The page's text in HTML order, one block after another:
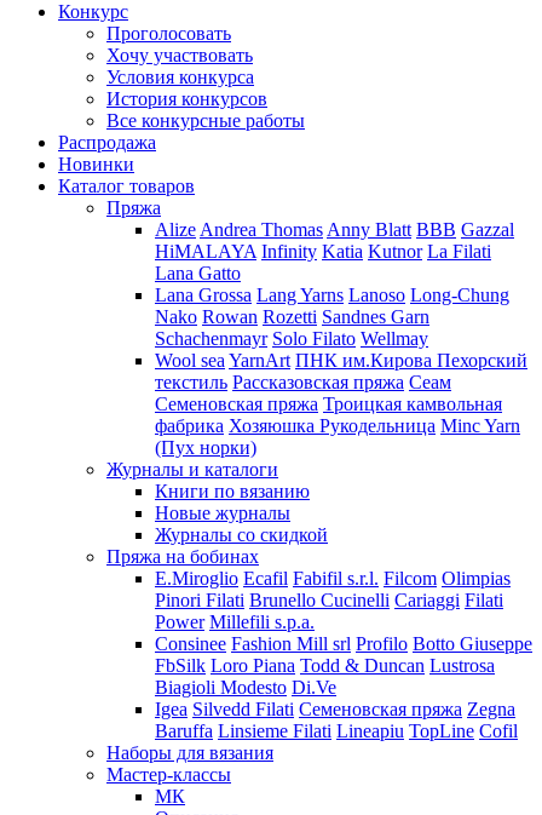
Конкурс
Проголосовать
Хочу участвовать
Условия конкурса
История конкурсов
Все конкурсные работы
Распродажа
Новинки
Каталог товаров
Пряжа
Alize Andrea Thomas Anny Blatt BBB Gazzal
HiMALAYA Infinity Katia Kutnor La Filati
Lana Gatto
Lana Grossa Lang Yarns Lanoso Long-Chung
Nako Rowan Rozetti Sandnes Garn
Schachenmayr Solo Filato Wellmay
Wool sea YarnArt ПНК им.Кирова Пехорский
текстиль Рассказовская пряжа Сеам
Семеновская пряжа Троицкая камвольная
фабрика Хозяюшка Рукодельница Minc Yarn
(Пух норки)
Журналы и каталоги
Книги по вязанию
Новые журналы
Журналы со скидкой
Пряжа на бобинах
E.Miroglio Ecafil Fabifil s.r.l. Filcom Olimpias
Pinori Filati Brunello Cucinelli Cariaggi Filati
Power Millefili s.p.a.
Consinee Fashion Mill srl Profilo Botto Giuseppe
FbSilk Loro Piana Todd & Duncan Lustrosa
Biagioli Modesto Di.Ve
Igea Silvedd Filati Семеновская пряжа Zegna
Baruffa Linsieme Filati Lineapiu TopLine Cofil
Наборы для вязания
Мастер-классы
МК